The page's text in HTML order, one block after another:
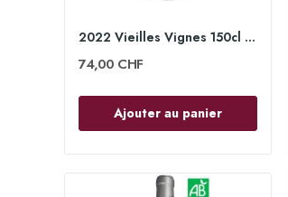
2022 Vieilles Vignes 150cl - Domaine Gauby
74,00 CHF
Ajouter au panier